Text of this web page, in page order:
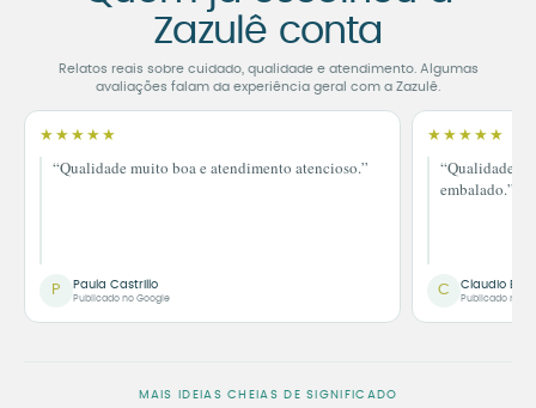
Zazulê conta
Relatos reais sobre cuidado, qualidade e atendimento. Algumas
avaliações falam da experiência geral com a Zazulê.
★★★★★
“Qualidade muito boa e atendimento atencioso.”
P Paula Castrillo
Publicado no Google
★★★★★
“Qualidade
embalado.”
C Claudio
Publicado no
MAIS IDEIAS CHEIAS DE SIGNIFICADO